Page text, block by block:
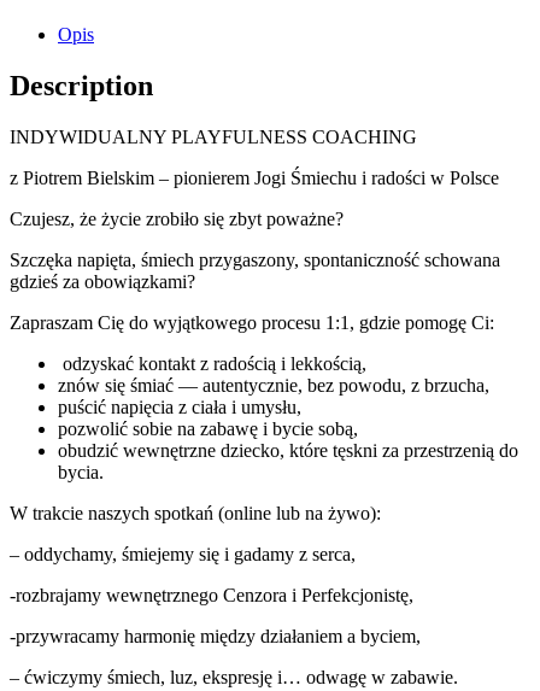
Opis
Description
INDYWIDUALNY PLAYFULNESS COACHING
z Piotrem Bielskim – pionierem Jogi Śmiechu i radości w Polsce
Czujesz, że życie zrobiło się zbyt poważne?
Szczęka napięta, śmiech przygaszony, spontaniczność schowana
gdzieś za obowiązkami?
Zapraszam Cię do wyjątkowego procesu 1:1, gdzie pomogę Ci:
odzyskać kontakt z radością i lekkością,
znów się śmiać — autentycznie, bez powodu, z brzucha,
puścić napięcia z ciała i umysłu,
pozwolić sobie na zabawę i bycie sobą,
obudzić wewnętrzne dziecko, które tęskni za przestrzenią do
bycia.
W trakcie naszych spotkań (online lub na żywo):
– oddychamy, śmiejemy się i gadamy z serca,
-rozbrajamy wewnętrznego Cenzora i Perfekcjonistę,
-przywracamy harmonię między działaniem a byciem,
– ćwiczymy śmiech, luz, ekspresję i… odwagę w zabawie.